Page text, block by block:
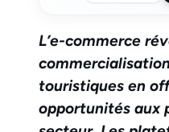
L’e-commerce
touristiques en
opportunités aux